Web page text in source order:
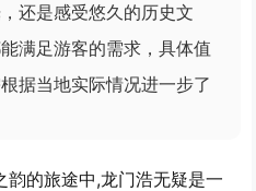
还是感受悠久的历史文
满足游客的需求，具体值
据当地实际情况进一步了
韵的旅途中,龙门浩无疑是一